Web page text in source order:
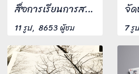
สื่อการเรียนการสอน ปริ้นสีเลเซอร์ 4 สี หน้าหลัง เข้าเล่มกระดูกงู
11 รูป, 8653 ผู้ชม 7